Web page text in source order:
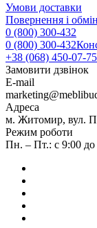
Умови доставки
Повернення і обмін
0 (800) 300-432
0 (800) 300-432
+38 (068) 450-07-75
Замовити дзвінок
E-mail
Адреса
м. Житомир, вул.
Режим роботи
Пн. – Пт.: с 9:00 до